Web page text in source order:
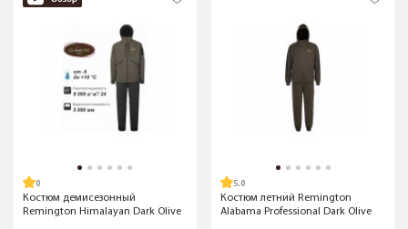
Костюм демисезонный
Remington Himalayan Dark Olive
5.0
Костюм летний Remington
Alabama Professional Dark Olive